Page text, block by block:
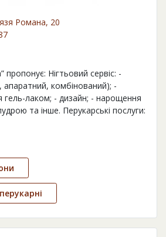
Романа, 20
пропонує: Нігтьовий сервіс: -
апаратний, комбінований); -
гель-лаком; - дизайн; - нарощення
та інше. Перукарські послуги: